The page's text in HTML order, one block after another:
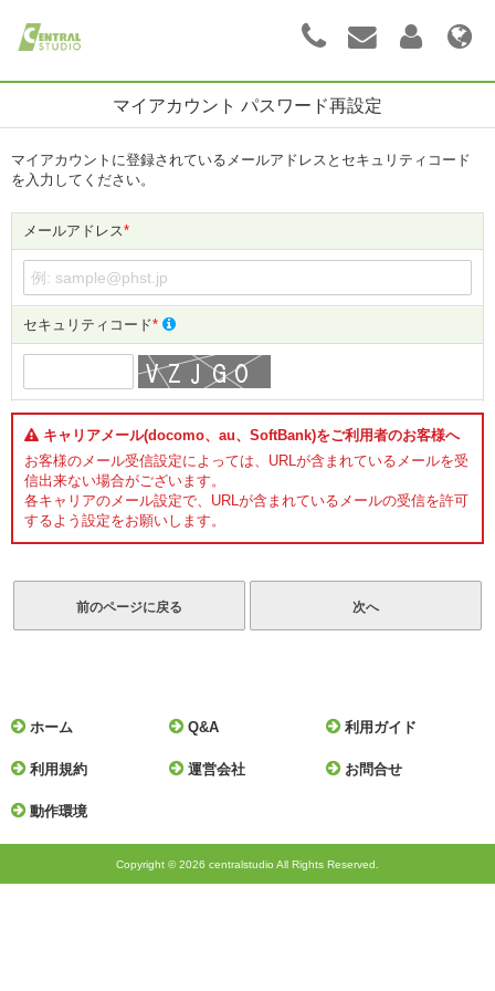
マイアカウント パスワード再設定
マイアカウントに登録されているメールアドレスとセキュリティコード
を入力してください。
メールアドレス*
セキュリティコード*
キャリアメール(docomo、au、SoftBank)をご利用者のお客様へ
お客様のメール受信設定によっては、URLが含まれているメールを受
信出来ない場合がございます。
各キャリアのメール設定で、URLが含まれているメールの受信を許可
するよう設定をお願いします。
ホーム Q&A 利用ガイド
利用規約 運営会社 お問合せ
動作環境
Copyright © 2026 centralstudio All Rights Reserved.